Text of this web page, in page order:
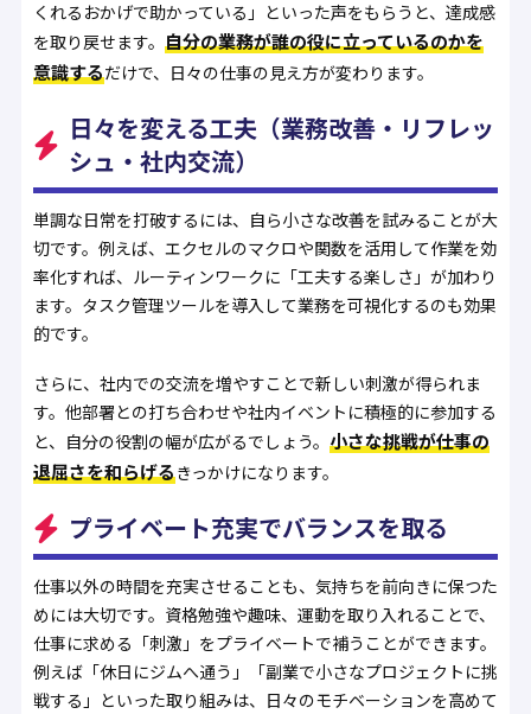
くれるおかげで助かっている」といった声をもらうと、達成感
を取り戻せます。 自分の業務が誰の役に立っているのかを
意識するだけで、日々の仕事の見え方が変わります。
日々を変える工夫（業務改善・リフレッ
シュ・社内交流）
単調な日常を打破するには、自ら小さな改善を試みることが大
切です。例えば、エクセルのマクロや関数を活用して作業を効
率化すれば、ルーティンワークに「工夫する楽しさ」が加わり
ます。タスク管理ツールを導入して業務を可視化するのも効果
的です。
さらに、社内での交流を増やすことで新しい刺激が得られま
す。他部署との打ち合わせや社内イベントに積極的に参加する
と、自分の役割の幅が広がるでしょう。 小さな挑戦が仕事の
退屈さを和らげるきっかけになります。
プライベート充実でバランスを取る
仕事以外の時間を充実させることも、気持ちを前向きに保つた
めには大切です。資格勉強や趣味、運動を取り入れることで、
仕事に求める「刺激」をプライベートで補うことができます。
例えば「休日にジムへ通う」「副業で小さなプロジェクトに挑
戦する」といった取り組みは、日々のモチベーションを高めて